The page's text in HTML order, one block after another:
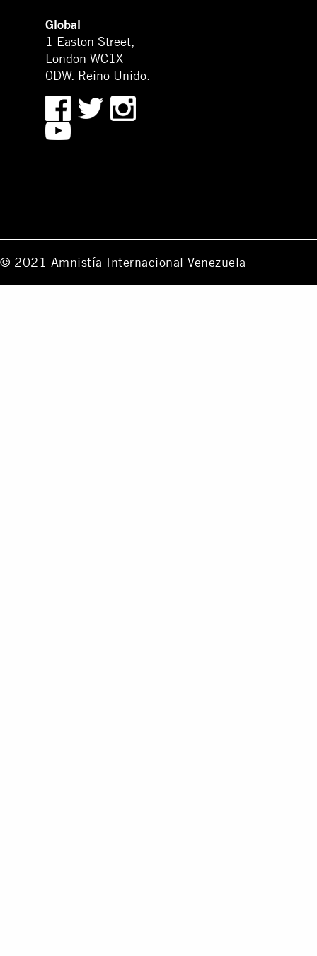
Global
1 Easton Street,
London WC1X
0DW. Reino Unido.
© 2021 Amnistía Internacional Venezuela